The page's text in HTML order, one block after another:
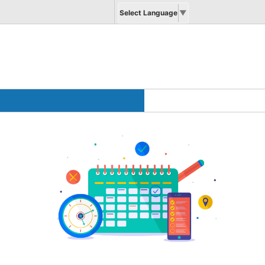
Select Language ▼